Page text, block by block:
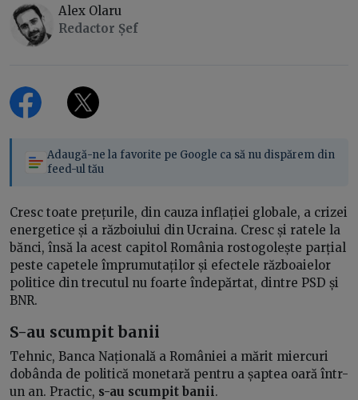
Alex Olaru
Redactor Șef
Adaugă-ne la favorite pe Google ca să nu dispărem din
feed-ul tău
Cresc toate prețurile, din cauza inflației globale, a crizei
energetice și a războiului din Ucraina. Cresc și ratele la
bănci, însă la acest capitol România rostogolește parțial
peste capetele împrumutaților și efectele războaielor
politice din trecutul nu foarte îndepărtat, dintre PSD și
BNR.
S-au scumpit banii
Tehnic, Banca Națională a României a mărit miercuri
dobânda de politică monetară pentru a șaptea oară într-
un an. Practic, s-au scumpit banii.